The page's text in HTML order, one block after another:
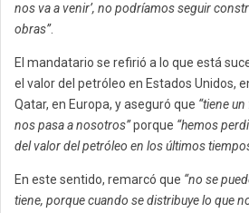
nos va a venir’, no podríamos seguir
obras”.
El mandatario se refirió a lo que está
el valor del petróleo en Estados Unidos,
Qatar, en Europa, y aseguró que “tiene
nos pasa a nosotros”porque “hemos
del valor del petróleo en los últimos
En este sentido, remarcó que “no se
tiene, porque cuando se distribuye lo que